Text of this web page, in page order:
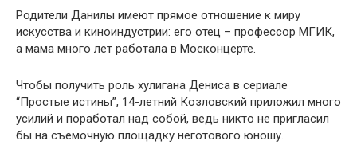
Родители Данилы имеют прямое отношение к миру
искусства и киноиндустрии: его отец – профессор МГИК,
а мама много лет работала в Москонцерте.
Чтобы получить роль хулигана Дениса в сериале
“Простые истины”, 14-летний Козловский приложил много
усилий и поработал над собой, ведь никто не пригласил
бы на съемочную площадку неготового юношу.